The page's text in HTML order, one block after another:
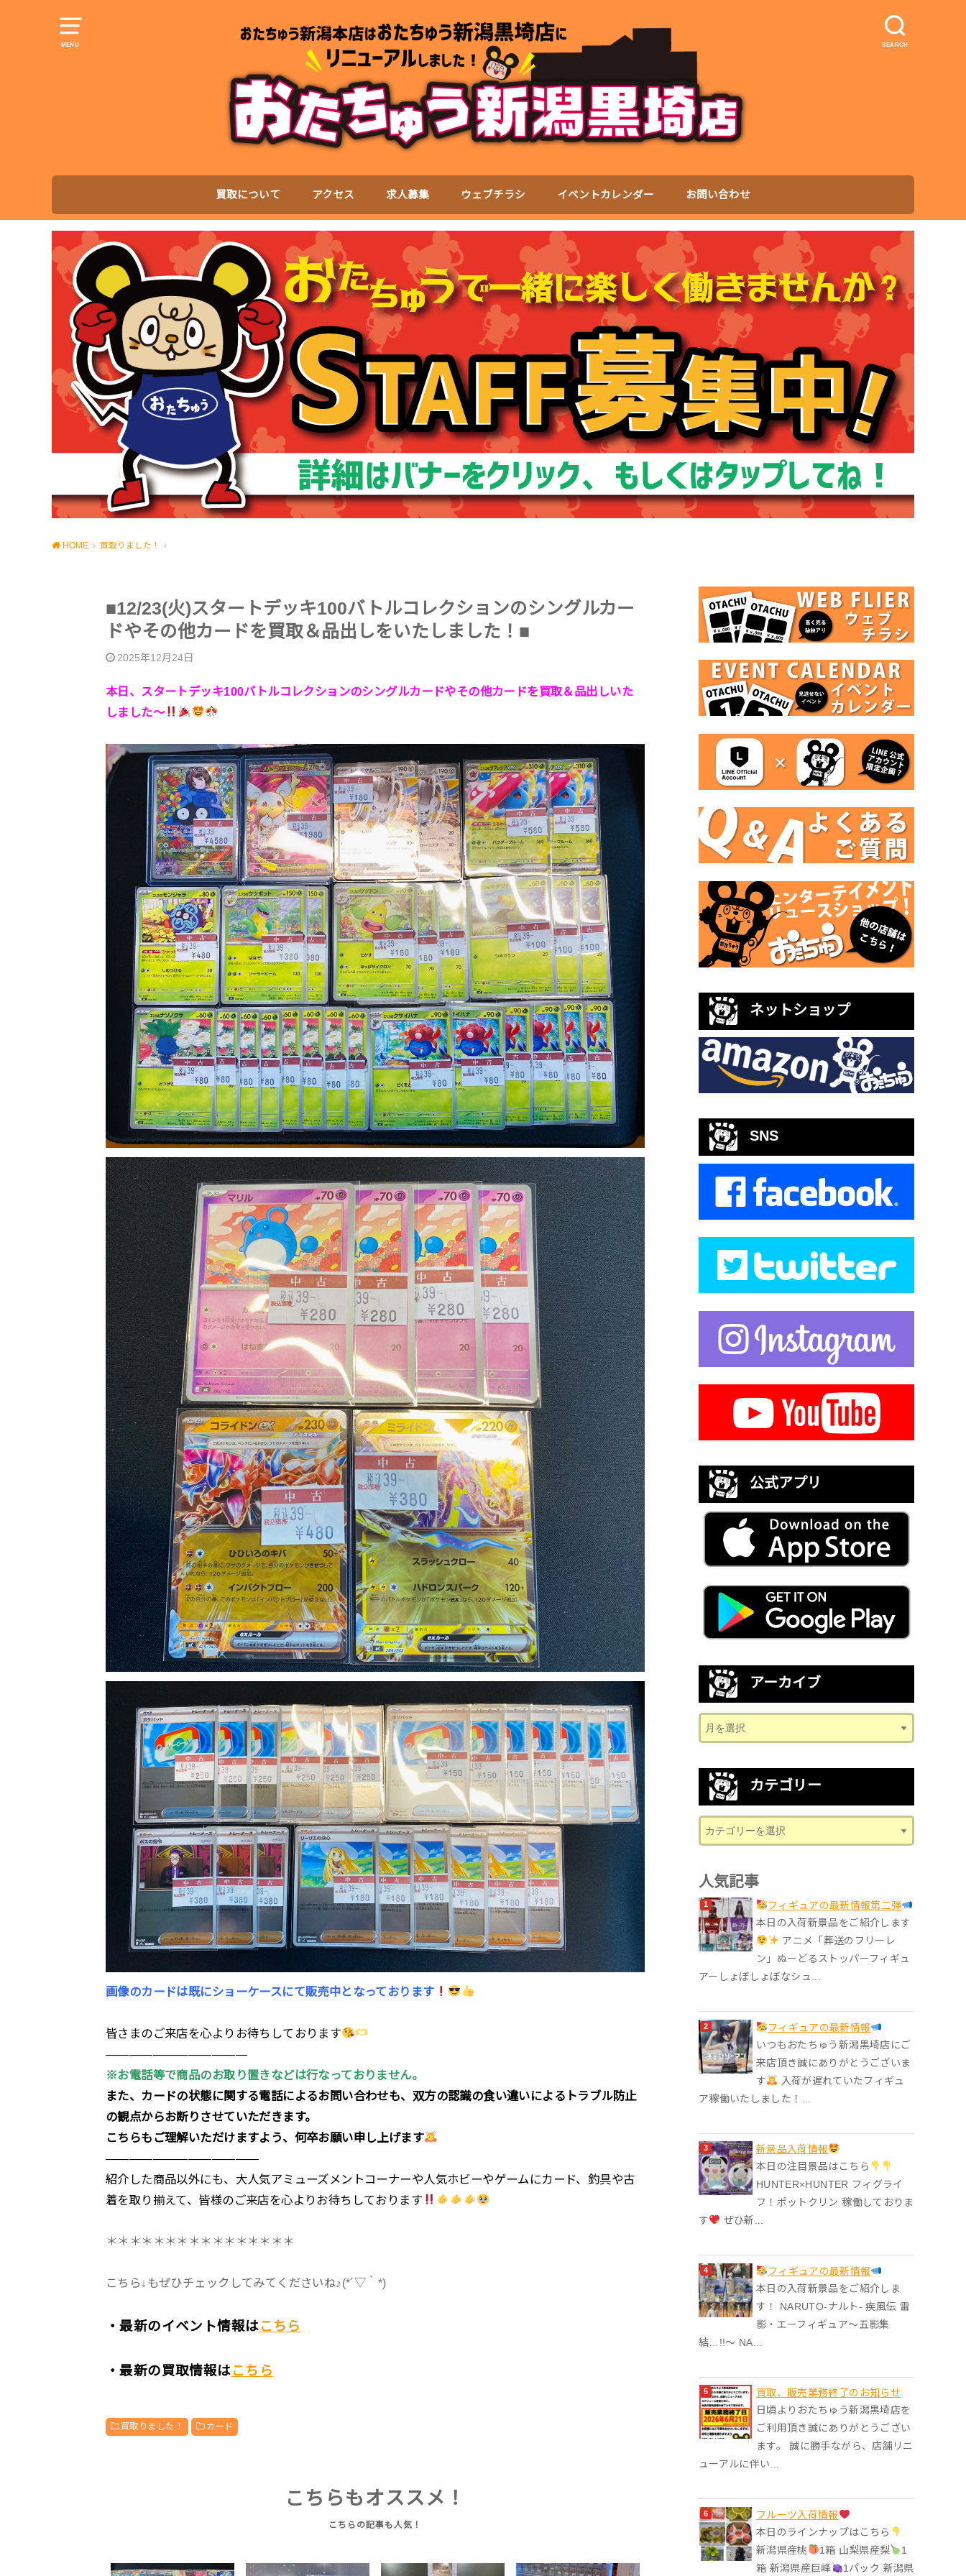
MENU SEARCH
買取について アクセス 求人募集 ウェブチラシ イベントカレンダー お問い合わせ
HOME 買取りました！
■12/23(火)スタートデッキ100バトルコレクションのシングルカー
ドやその他カードを買取＆品出しをいたしました！■
2025年12月24日
本日、スタートデッキ100バトルコレクションのシングルカードやその他カードを買取＆品出しいた
しました〜
画像のカードは既にショーケースにて販売中となっております
皆さまのご来店を心よりお待ちしております
————————————
※お電話等で商品のお取り置きなどは行なっておりません。
また、カードの状態に関する電話によるお問い合わせも、双方の認識の食い違いによるトラブル防止
の観点からお断りさせていただきます。
こちらもご理解いただけますよう、何卒お願い申し上げます
—————————————
紹介した商品以外にも、大人気アミューズメントコーナーや人気ホビーやゲームにカード、釣具や古
着を取り揃えて、皆様のご来店を心よりお待ちしております
＊＊＊＊＊＊＊＊＊＊＊＊＊＊＊＊
こちら↓もぜひチェックしてみてくださいね♪(*´▽｀*)
・最新のイベント情報はこちら
・最新の買取情報はこちら
買取りました！ カード
こちらもオススメ！
ネットショップ
SNS
公式アプリ
アーカイブ
カテゴリー
人気記事
フィギュアの最新情報第二弾
本日の入荷新景品をご紹介します
アニメ「葬送のフリーレ
ン」ぬーどるストッパーフィギュ
アーしょぼしょぼなシュ...
フィギュアの最新情報
いつもおたちゅう新潟黒埼店にご
来店頂き誠にありがとうございま
す
入荷が遅れていたフィギュ
ア稼働いたしました！...
‎新景品入荷情報
本日の注目景品はこちら
HUNTER×HUNTER フィグライ
フ！ポットクリン 稼働しておりま
す
ぜひ新...
フィギュアの最新情報
本日の入荷新景品をご紹介しま
す！ NARUTO-ナルト- 疾風伝 雷
影・エーフィギュア～五影集
結…!!～ NA...
買取、販売業務終了のお知らせ
日頃よりおたちゅう新潟黒埼店を
ご利用頂き誠にありがとうござい
ます。 誠に勝手ながら、店舗リニ
ューアルに伴い...
フルーツ入荷情報
本日のラインナップはこちら
新潟県産桃
1箱 山梨県産梨
1
箱 新潟県産巨峰
1パック 新潟県